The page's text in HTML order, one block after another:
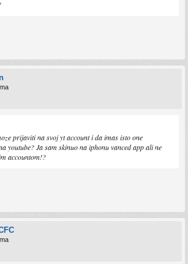
prijaviti na svoj yt account i da imas isto one
youtube? Ja sam skinuo na iphonu vanced app ali ne
accountom!?